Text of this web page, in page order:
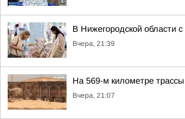
В Нижегородской области
Вчера, 21:39
На 569-м километре
Вчера, 21:07